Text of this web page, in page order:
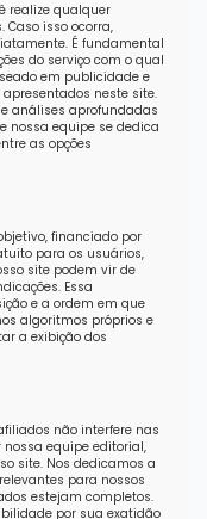
realize qualquer
isso ocorra,
É fundamental
do serviço com o qual
em publicidade e
neste site.
análises aprofundadas
equipe se dedica
as opções
financiado por
para os usuários,
site podem vir de
Essa
e a ordem em que
algoritmos próprios e
a exibição dos
não interfere nas
nossa equipe editorial,
site. Nos dedicamos a
para nossos
estejam completos.
por sua exatidão